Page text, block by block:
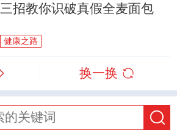
三招教你识破真假全麦面包
健康之路
换一换